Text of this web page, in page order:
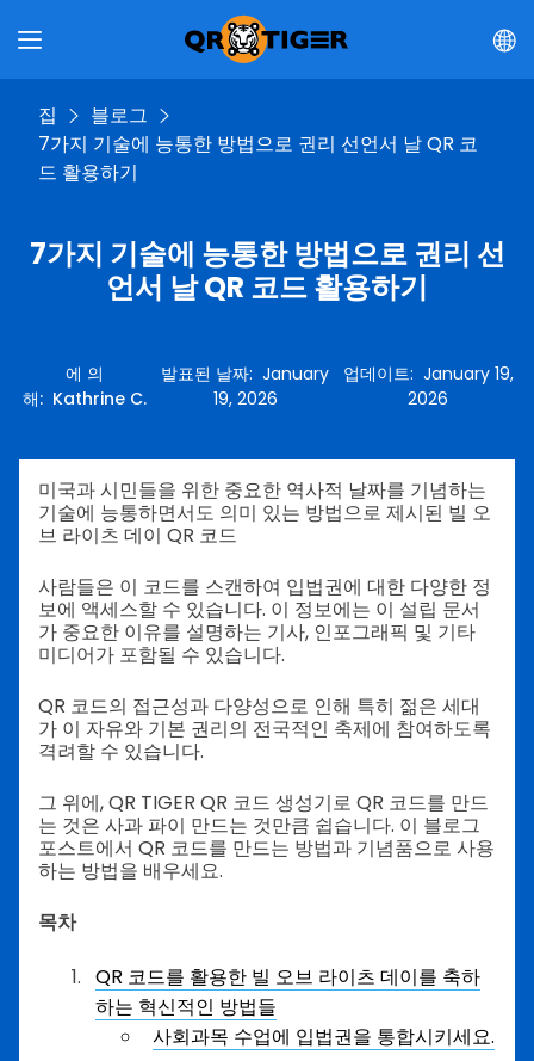
집
블로그
7가지 기술에 능통한 방법으로 권리 선언서 날 QR 코
드 활용하기
7가지 기술에 능통한 방법으로 권리 선
언서 날 QR 코드 활용하기
에 의
해: Kathrine C.
발표된 날짜:January
19, 2026
업데이트: January 19,
2026
미국과 시민들을 위한 중요한 역사적 날짜를 기념하는
기술에 능통하면서도 의미 있는 방법으로 제시된 빌 오
브 라이츠 데이 QR 코드
사람들은 이 코드를 스캔하여 입법권에 대한 다양한 정
보에 액세스할 수 있습니다. 이 정보에는 이 설립 문서
가 중요한 이유를 설명하는 기사, 인포그래픽 및 기타
미디어가 포함될 수 있습니다.
QR 코드의 접근성과 다양성으로 인해 특히 젊은 세대
가 이 자유와 기본 권리의 전국적인 축제에 참여하도록
격려할 수 있습니다.
그 위에, QR TIGER QR 코드 생성기로 QR 코드를 만드
는 것은 사과 파이 만드는 것만큼 쉽습니다. 이 블로그
포스트에서 QR 코드를 만드는 방법과 기념품으로 사용
하는 방법을 배우세요.
목차
QR 코드를 활용한 빌 오브 라이츠 데이를 축하
하는 혁신적인 방법들
사회과목 수업에 입법권을 통합시키세요.